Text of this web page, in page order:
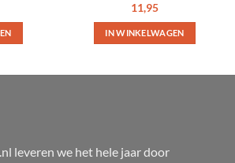
Gewaardeerd
5uit 5
11,95
IN WINKELWAGEN
leveren we het hele jaar door